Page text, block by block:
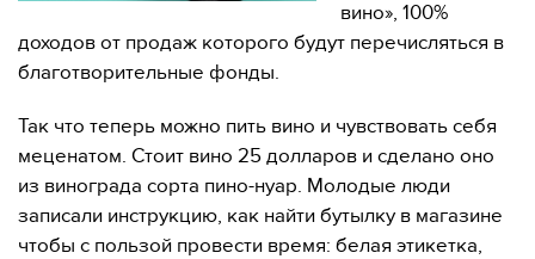
вино», 100%
доходов от продаж которого будут перечисляться в
благотворительные фонды.
Так что теперь можно пить вино и чувствовать себя
меценатом. Стоит вино 25 долларов и сделано оно
из винограда сорта пино-нуар. Молодые люди
записали инструкцию, как найти бутылку в магазине
чтобы с пользой провести время: белая этикетка,